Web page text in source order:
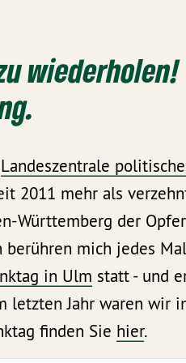
wiederholen!
Landeszentrale
2011 mehr als
Württemberg der
mich jedes
in Ulm statt - und
letzten Jahr waren wir
finden Sie hier.